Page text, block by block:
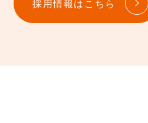
採用情報はこちら